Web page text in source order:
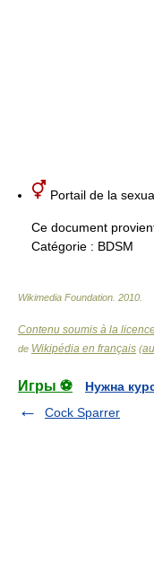
Portail de la
Ce document
Catégorie : BDSM
Wikimedia Foundation 2010
Contenu soumis à la
de Wikipédia en français (
Игры ⚽
Нужна
Cock Sparrer